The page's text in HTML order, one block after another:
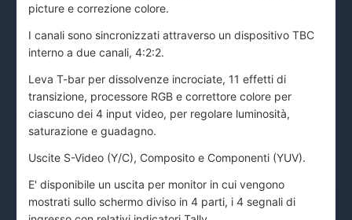
picture e correzione colore.
I canali sono sincronizzati attraverso un dispositivo TBC
interno a due canali, 4:2:2.
Leva T-bar per dissolvenze incrociate, 11 effetti di
transizione, processore RGB e correttore colore per
ciascuno dei 4 input video, per regolare luminosità,
saturazione e guadagno.
Uscite S-Video (Y/C), Composito e Componenti (YUV).
E' disponibile un uscita per monitor in cui vengono
mostrati sullo schermo diviso in 4 parti, i 4 segnali di